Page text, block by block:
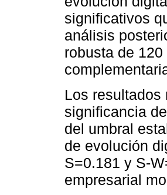
significativos
análisis
robusta de
Los
significancia
del umbral
de evolución
S=0.181 y S-
empresarial